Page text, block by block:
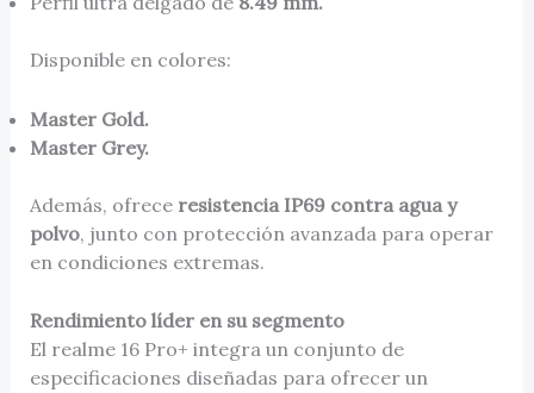
Disponible en colores:
Master Gold.
Master Grey.
Además, ofrece resistencia IP69 contra agua y
polvo, junto con protección avanzada para operar
en condiciones extremas.
Rendimiento líder en su segmento
El realme 16 Pro+ integra un conjunto de
especificaciones diseñadas para ofrecer un